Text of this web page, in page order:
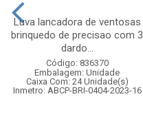
Luva lancadora de ventosas
brinquedo de precisao com 3
dardo...
Código: 836370
Embalagem: Unidade
Caixa Com: 24 Unidade(s)
Inmetro: ABCP-BRI-0404-2023-16